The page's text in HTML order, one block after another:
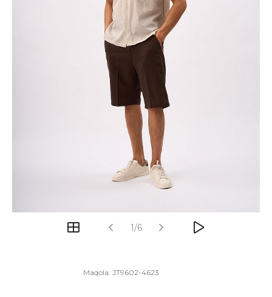
1/6
Maqola: JT9602-4623